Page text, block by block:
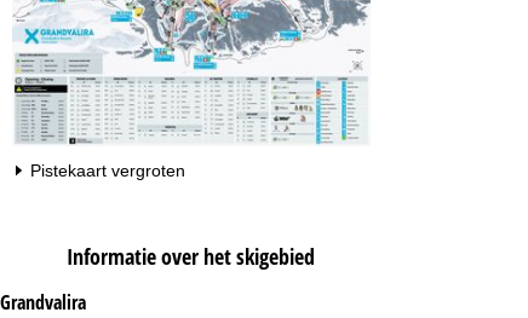
Pistekaart vergroten
Informatie over het skigebied
Grandvalira